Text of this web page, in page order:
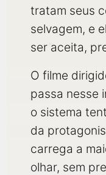
tratam seus
selvagem, e
ser aceita,
O filme
passa nesse
o sistema
da
carrega a
olhar, sem